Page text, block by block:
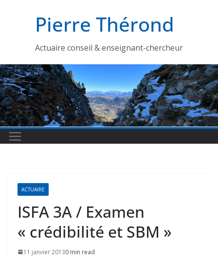
Pierre Thérond
Actuaire conseil & enseignant-chercheur
ACTUAIRE
ISFA 3A / Examen
« crédibilité et SBM »
11 janvier 20130 min read